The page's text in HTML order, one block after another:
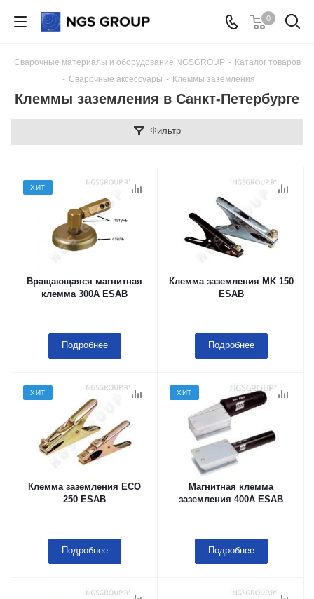
0
Сварочные материалы и оборудование NGSGROUP - Каталог товаров
- Сварочные аксессуары - Клеммы заземления
Клеммы заземления в Санкт-Петербурге
Фильтр
ХИТ
Вращающаяся магнитная
клемма 300А ESAB
Подробнее
Клемма заземления MK 150
ESAB
Подробнее
ХИТ
Клемма заземления ECO
250 ESAB
Подробнее
ХИТ
Магнитная клемма
заземления 400А ESAB
Подробнее